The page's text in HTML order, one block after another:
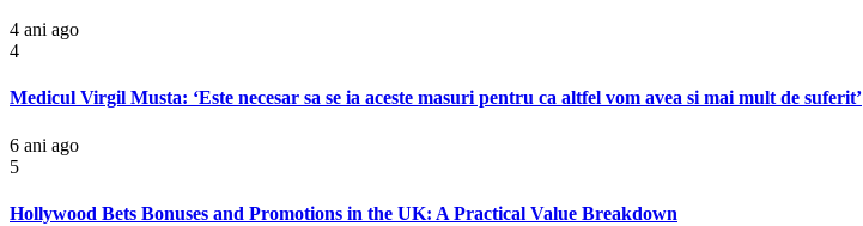
4 ani ago
4
Medicul Virgil Musta: ‘Este necesar sa se ia aceste masuri pentru ca altfel vom avea si mai mult de suferit’
6 ani ago
5
Hollywood Bets Bonuses and Promotions in the UK: A Practical Value Breakdown